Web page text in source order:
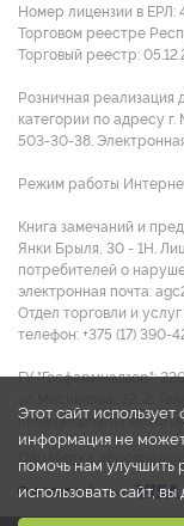
Номер лицензии в
Торговом реестре
Торговый реестр:
Розничная
категории по адресу
503-30-38.
Режим работы
Книга замечаний и
Янки Брыля, 30 - 1Н.
потребителей о
электронная почта:
Отдел торговли и
телефон: +375 (17) 390-
ГУ "Госфармнадзор":
Обработка
Этот сайт
информация не
помочь нам улучшить
использовать сайт,